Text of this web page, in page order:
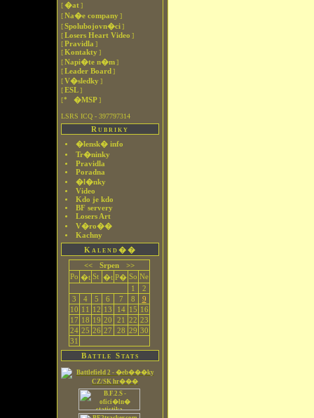
[�at]
[Na�e company ]
[Spolubojovn�ci]
[Losers Heart Video ]
[Pravidla ]
[Kontakty ]
[Napi�te n�m]
[Leader Board]
[V�sledky ]
[ESL]
[
�MSP]
LSRS ICQ - 397797314
Rubriky
�lensk� info
Tr�ninky
Pravidla
Poradna
�l�nky
Video
Kdo je kdo
BF servery
Losers Art
V�ro��
Kachny
Kalend��
<<
Srpen
>>
Po �t St �t P� So Ne
1
2
3
4 5 6 7 8
9
10 11 12 13 14 15 16
17 18 19 20 21 22 23
24 25 26 27 28 29 30
31
Battle Stats